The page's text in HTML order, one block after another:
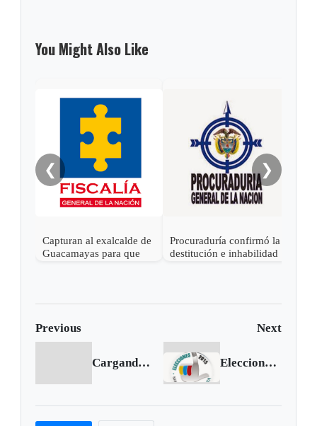
You Might Also Like
❮
Capturan al exalcalde de
Guacamayas para que
Procuraduría confirmó la
destitución e inhabilidad
❯
Previous Next
Cargando anterior... Elecciones 2015: Tunja decide